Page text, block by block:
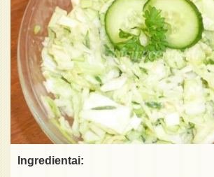
Ingredientai: